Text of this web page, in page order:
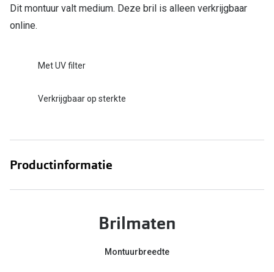
Dit montuur valt medium. Deze bril is alleen verkrijgbaar
online.
Met UV filter
Verkrijgbaar op sterkte
Productinformatie
Brilmaten
Montuurbreedte